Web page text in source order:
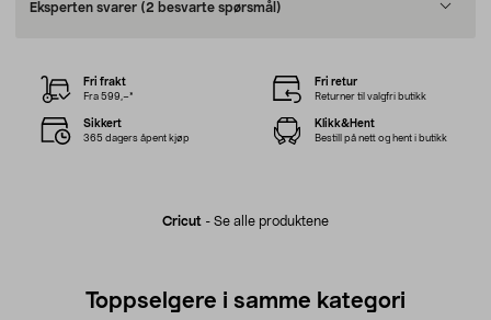
Eksperten svarer (2 besvarte spørsmål)
Cricut - Se alle produktene
Fri frakt
Fra 599,–*
Fri retur
Returner til valgfri butikk
Sikkert
365 dagers åpent kjøp
Klikk&Hent
Bestill på nett og hent i butikk
Toppselgere i samme kategori